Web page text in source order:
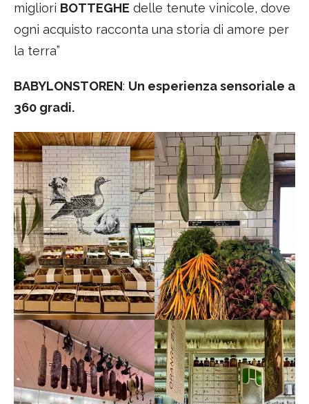
migliori BOTTEGHE delle tenute vinicole, dove
ogni acquisto racconta una storia di amore per
la terra”
BABYLONSTOREN: Un esperienza sensoriale a
360 gradi.